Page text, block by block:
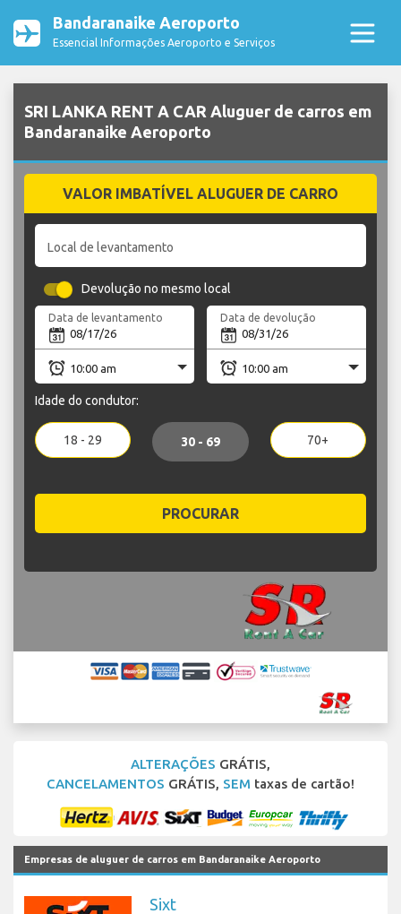
Bandaranaike Aeroporto
Essencial Informações Aeroporto e Serviços
SRI LANKA RENT A CAR Aluguer de carros em
Bandaranaike Aeroporto
VALOR IMBATÍVEL ALUGUER DE CARRO
Local de levantamento
Devolução no mesmo local
Data de levantamento Data de devolução
Idade do condutor:
18 - 29 30 - 69 70+
PROCURAR
ALTERAÇÕES GRÁTIS,
CANCELAMENTOS GRÁTIS, SEM taxas de cartão!
Empresas de aluguer de carros em Bandaranaike Aeroporto
Sixt